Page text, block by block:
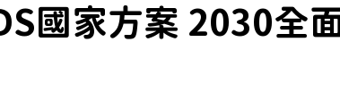
國家方案 2030全